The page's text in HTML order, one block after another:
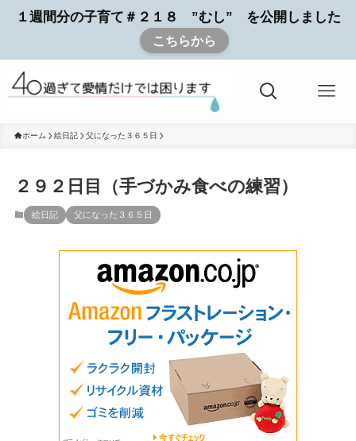
１週間分の子育て＃２１８ ”むし” を公開しました
こちらから
ホーム 絵日記 父になった３６５日
２９２日目（手づかみ食べの練習）
絵日記 父になった３６５日